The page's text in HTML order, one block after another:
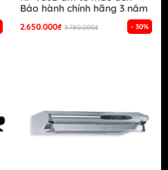
- 30%
Bảo hành chính hãng 3 năm
2.650.000₫ 3.780.000₫